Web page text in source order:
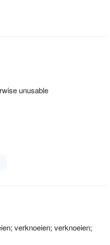
unusable
verknoeien; verknoeien;